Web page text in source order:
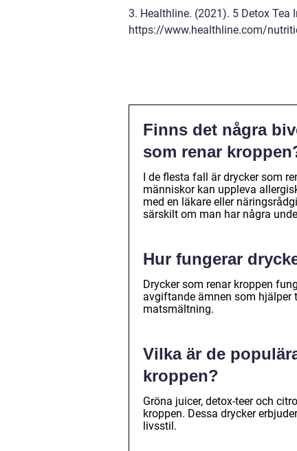
3. Healthline. (2021). 5 Detox Tea
https://www.healthline.com/
Finns det några
som renar
I de flesta fall är drycker som
människor kan uppleva
med en läkare eller
särskilt om man har några
Hur fungerar
Drycker som renar kroppen
avgiftande ämnen som
matsmältning.
Vilka är de
kroppen?
Gröna juicer, detox-teer och
kroppen. Dessa drycker
livsstil.